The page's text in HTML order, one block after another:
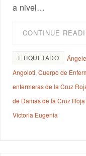
a nivel…
CONTINUE
ETIQUETADO
Angoloti,Cuerpo de
enfermeras de la Cruz
de Damas de la Cruz
Victoria Eugenia